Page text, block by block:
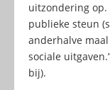
uitzondering op.
publieke steun
anderhalve
sociale
bij).